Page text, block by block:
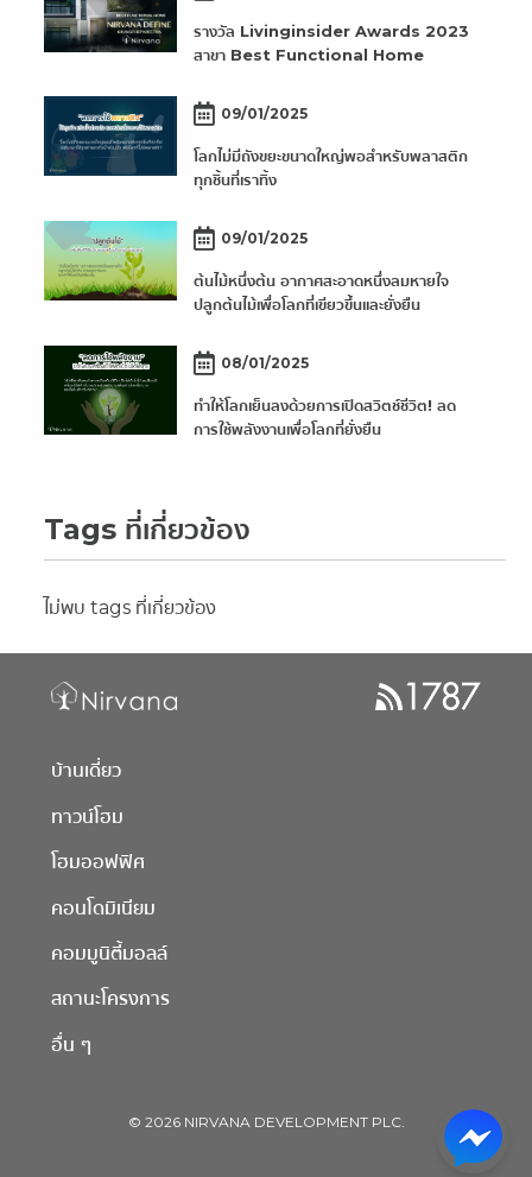
รางวัล Livinginsider Awards 2023
สาขา Best Functional Home
09/01/2025
โลกไม่มีถังขยะขนาดใหญ่พอสำหรับพลาสติก
ทุกชิ้นที่เราทิ้ง
09/01/2025
ต้นไม้หนึ่งต้น อากาศสะอาดหนึ่งลมหายใจ
ปลูกต้นไม้เพื่อโลกที่เขียวขึ้นและยั่งยืน
08/01/2025
ทำให้โลกเย็นลงด้วยการเปิดสวิตช์ชีวิต! ลด
การใช้พลังงานเพื่อโลกที่ยั่งยืน
Tags ที่เกี่ยวข้อง
ไม่พบ tags ที่เกี่ยวข้อง
บ้านเดี่ยว
ทาวน์โฮม
โฮมออฟฟิศ
คอนโดมิเนียม
คอมมูนิตี้มอลล์
สถานะโครงการ
อื่น ๆ
© 2026 NIRVANA DEVELOPMENT PLC.